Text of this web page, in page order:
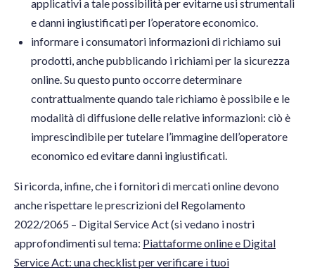
applicativi a tale possibilità per evitarne usi strumentali
e danni ingiustificati per l’operatore economico.
informare i consumatori informazioni di richiamo sui
prodotti, anche pubblicando i richiami per la sicurezza
online. Su questo punto occorre determinare
contrattualmente quando tale richiamo è possibile e le
modalità di diffusione delle relative informazioni: ciò è
imprescindibile per tutelare l’immagine dell’operatore
economico ed evitare danni ingiustificati.
Si ricorda, infine, che i fornitori di mercati online devono
anche rispettare le prescrizioni del Regolamento
2022/2065 – Digital Service Act (si vedano i nostri
approfondimenti sul tema: Piattaforme online e Digital
Service Act: una checklist per verificare i tuoi